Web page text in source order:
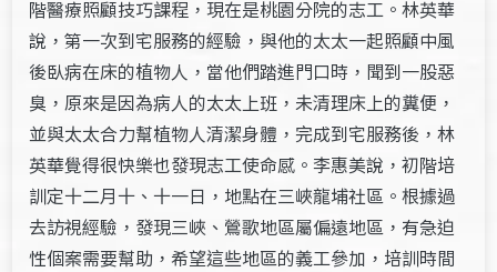
階醫療照顧技巧課程，現在是桃園分院的志工。林英華
說，第一次到宅服務的經驗，與他的太太一起照顧中風
後臥病在床的植物人，當他們踏進門口時，聞到一股惡
臭，原來是因為病人的太太上班，未清理床上的糞便，
並與太太合力幫植物人清潔身體，完成到宅服務後，林
英華覺得很快樂也發現志工使命感。李惠美說，初階培
訓定十二月十、十一日，地點在三峽龍埔社區。根據過
去訪視經驗，發現三峽、鶯歌地區屬偏遠地區，有急迫
性個案需要幫助，希望這些地區的義工參加，培訓時間